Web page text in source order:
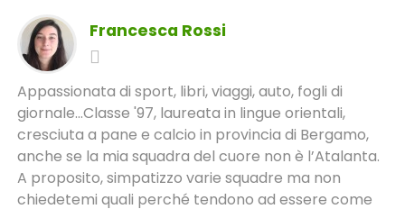
Francesca Rossi
Appassionata di sport, libri, viaggi, auto, fogli di
giornale...Classe '97, laureata in lingue orientali,
cresciuta a pane e calcio in provincia di Bergamo,
anche se la mia squadra del cuore non è l’Atalanta.
A proposito, simpatizzo varie squadre ma non
chiedetemi quali perché tendono ad essere come